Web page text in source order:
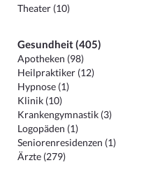
Theater (10)
Gesundheit (405)
Apotheken (98)
Heilpraktiker (12)
Hypnose (1)
Klinik (10)
Krankengymnastik (3)
Logopäden (1)
Seniorenresidenzen (1)
Ärzte (279)